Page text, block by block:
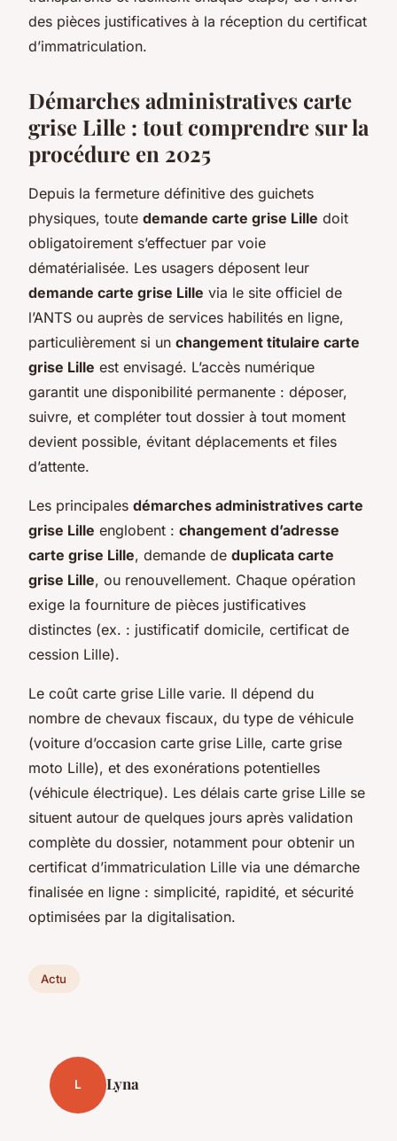
des pièces justificatives à la réception du certificat
d’immatriculation.
Démarches administratives carte
grise Lille : tout comprendre sur la
procédure en 2025
Depuis la fermeture définitive des guichets
physiques, toute demande carte grise Lille doit
obligatoirement s’effectuer par voie
dématérialisée. Les usagers déposent leur
demande carte grise Lille via le site officiel de
l’ANTS ou auprès de services habilités en ligne,
particulièrement si un changement titulaire carte
grise Lille est envisagé. L’accès numérique
garantit une disponibilité permanente : déposer,
suivre, et compléter tout dossier à tout moment
devient possible, évitant déplacements et files
d’attente.
Les principales démarches administratives carte
grise Lille englobent : changement d’adresse
carte grise Lille, demande de duplicata carte
grise Lille, ou renouvellement. Chaque opération
exige la fourniture de pièces justificatives
distinctes (ex. : justificatif domicile, certificat de
cession Lille).
Le coût carte grise Lille varie. Il dépend du
nombre de chevaux fiscaux, du type de véhicule
(voiture d’occasion carte grise Lille, carte grise
moto Lille), et des exonérations potentielles
(véhicule électrique). Les délais carte grise Lille se
situent autour de quelques jours après validation
complète du dossier, notamment pour obtenir un
certificat d’immatriculation Lille via une démarche
finalisée en ligne : simplicité, rapidité, et sécurité
optimisées par la digitalisation.
Actu
L Lyna